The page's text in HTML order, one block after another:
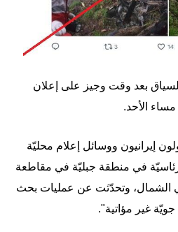
السياق بعد وقت وجيز على إعلان
مساء الأحد.
إيرانيون ووسائل إعلام محليّة
في منطقة جبليّة في مقاطعة
الشمال، وتحدّثت عن عمليات بحث
غير مؤاتية".